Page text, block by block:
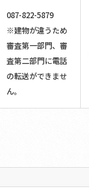
087-822-5879
※建物が違うため
審査第一部門、審
査第二部門に電話
の転送ができませ
ん。